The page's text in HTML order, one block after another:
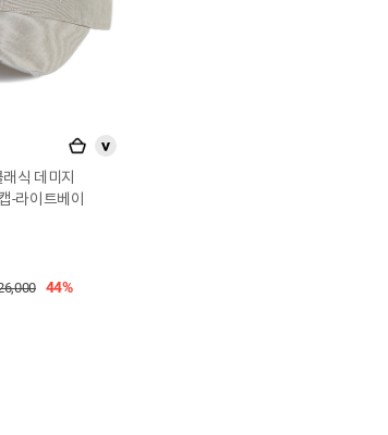
식 데미지
-라이트베이
>
44%